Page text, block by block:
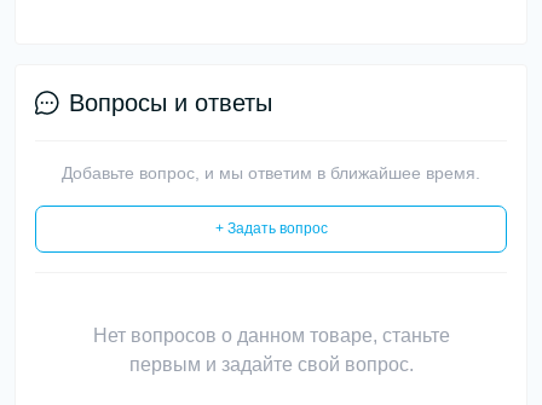
Вопросы и ответы
Добавьте вопрос, и мы ответим в ближайшее время.
+ Задать вопрос
Нет вопросов о данном товаре, станьте
первым и задайте свой вопрос.